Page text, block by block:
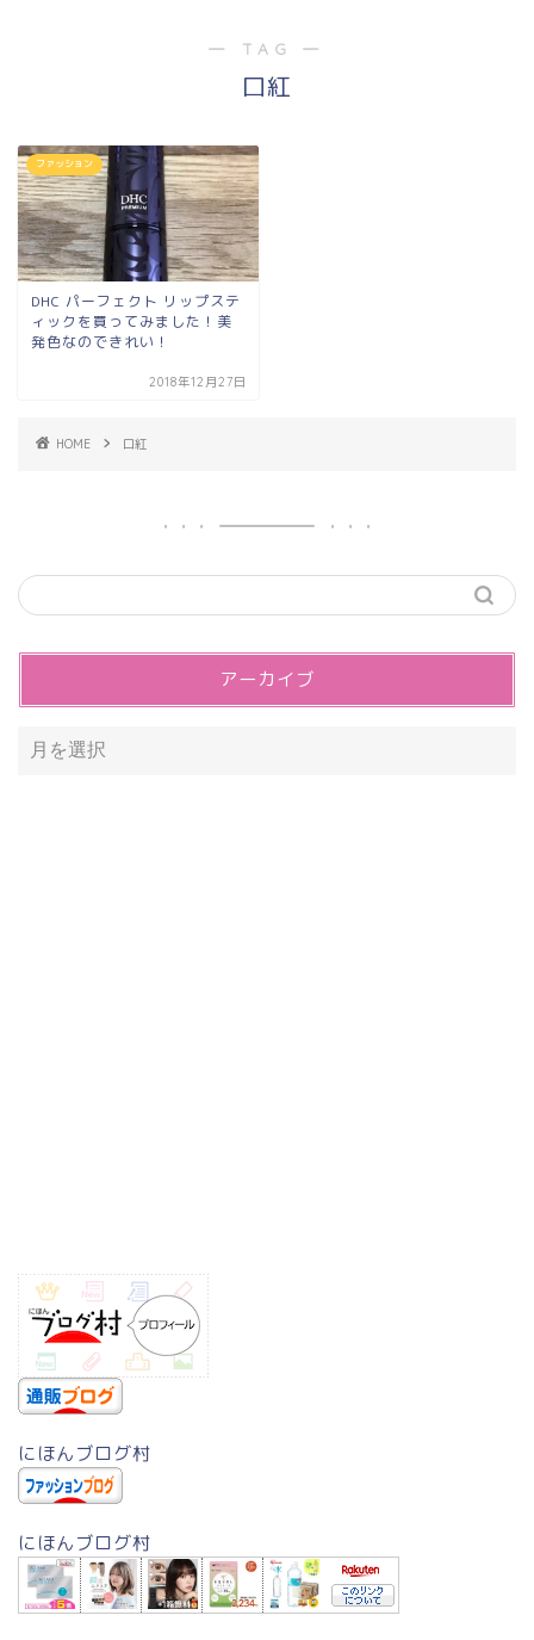
― TAG ―
口紅
ファッション
DHC パーフェクト リップステ
ィックを買ってみました！美
発色なのできれい！
2018年12月27日
HOME 口紅
アーカイブ
にほんブログ村
にほんブログ村